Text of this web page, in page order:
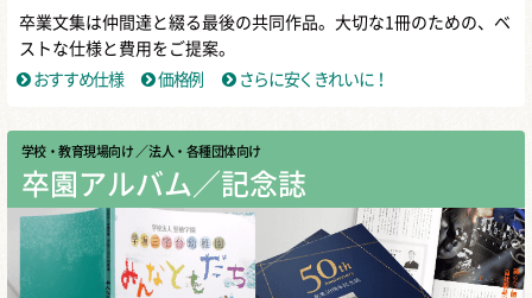
卒業文集は仲間達と綴る最後の共同作品。大切な1冊のための、ベ
ストな仕様と費用をご提案。
おすすめ仕様
価格例 さらに安くきれいに！
学校・教育現場向け ／ 法人・各種団体向け
卒園アルバム／記念誌